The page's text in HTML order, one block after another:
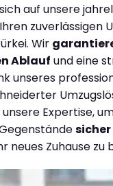
auf unsere
zuverlässigen
Wir
Ablauf und eine
unseres
unsere Expertise,
neues Zuhause zu